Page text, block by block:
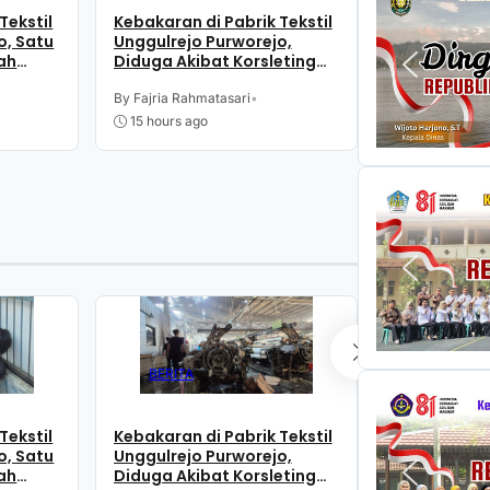
Satu
Kebakaran di Pabrik Tekstil
Unggulrejo Purworejo,
Diduga Akibat Korsleting
By Fajria Rahmatasari•
15 hours ago
Kapan
dan
By Fajria
20 hours ago
Satu
BERITA
Kebakaran di Pabrik Tekstil
Unggulrejo Purworejo,
Diduga Akibat Korsleting
BERITA
Kapan
dan